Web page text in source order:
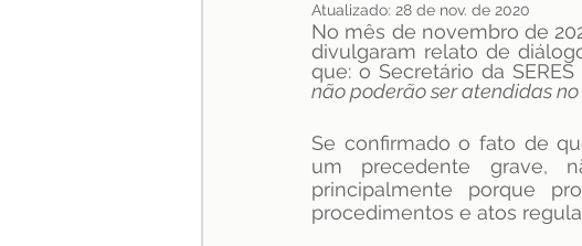
Processo Seletivo
especialização Jurisprudência
Atualizado: 28 de nov. de 2020
No mês de novembro de
divulgaram relato de
que: o Secretário da SERES
não poderão ser atendidas
Se confirmado o fato de
um precedente grave,
principalmente porque
procedimentos e atos